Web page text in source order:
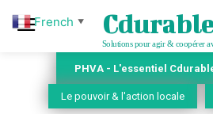
Solutions pour agir & coopérer
PHVA - L'essentiel
Le pouvoir & l'action locale
French ▼